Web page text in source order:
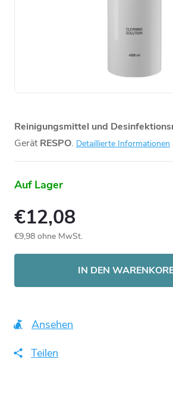
Reinigungsmittel und
GerätRESPO. Detaillierte Informationen
Auf Lager
€12,08
€9,98 ohne MwSt.
IN DEN
Ansehen
Teilen